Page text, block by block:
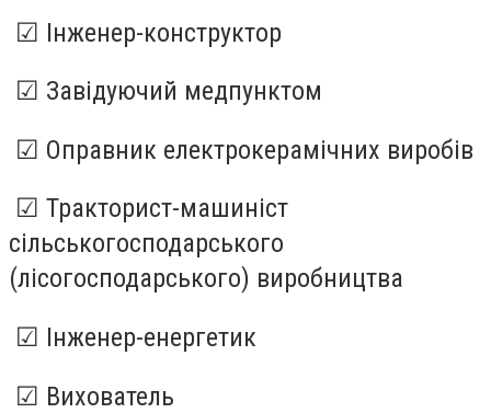
☑ Інженер-конструктор
☑ Завідуючий медпунктом
☑ Оправник електрокерамічних виробів
☑ Тракторист-машиніст
сільськогосподарського
(лісогосподарського) виробництва
☑ Інженер-енергетик
☑ Вихователь